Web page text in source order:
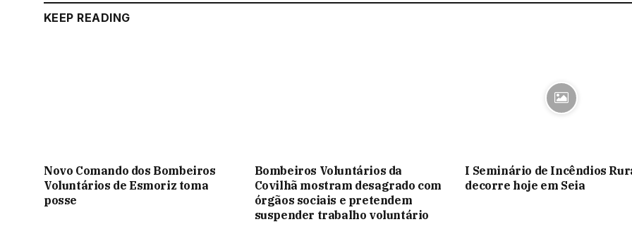
KEEP READING
Novo Comando dos Bombeiros
Voluntários de Esmoriz toma
posse
Bombeiros Voluntários da
Covilhã mostram desagrado com
órgãos sociais e pretendem
suspender trabalho voluntário
I Seminário de Incêndios
decorre hoje em Seia